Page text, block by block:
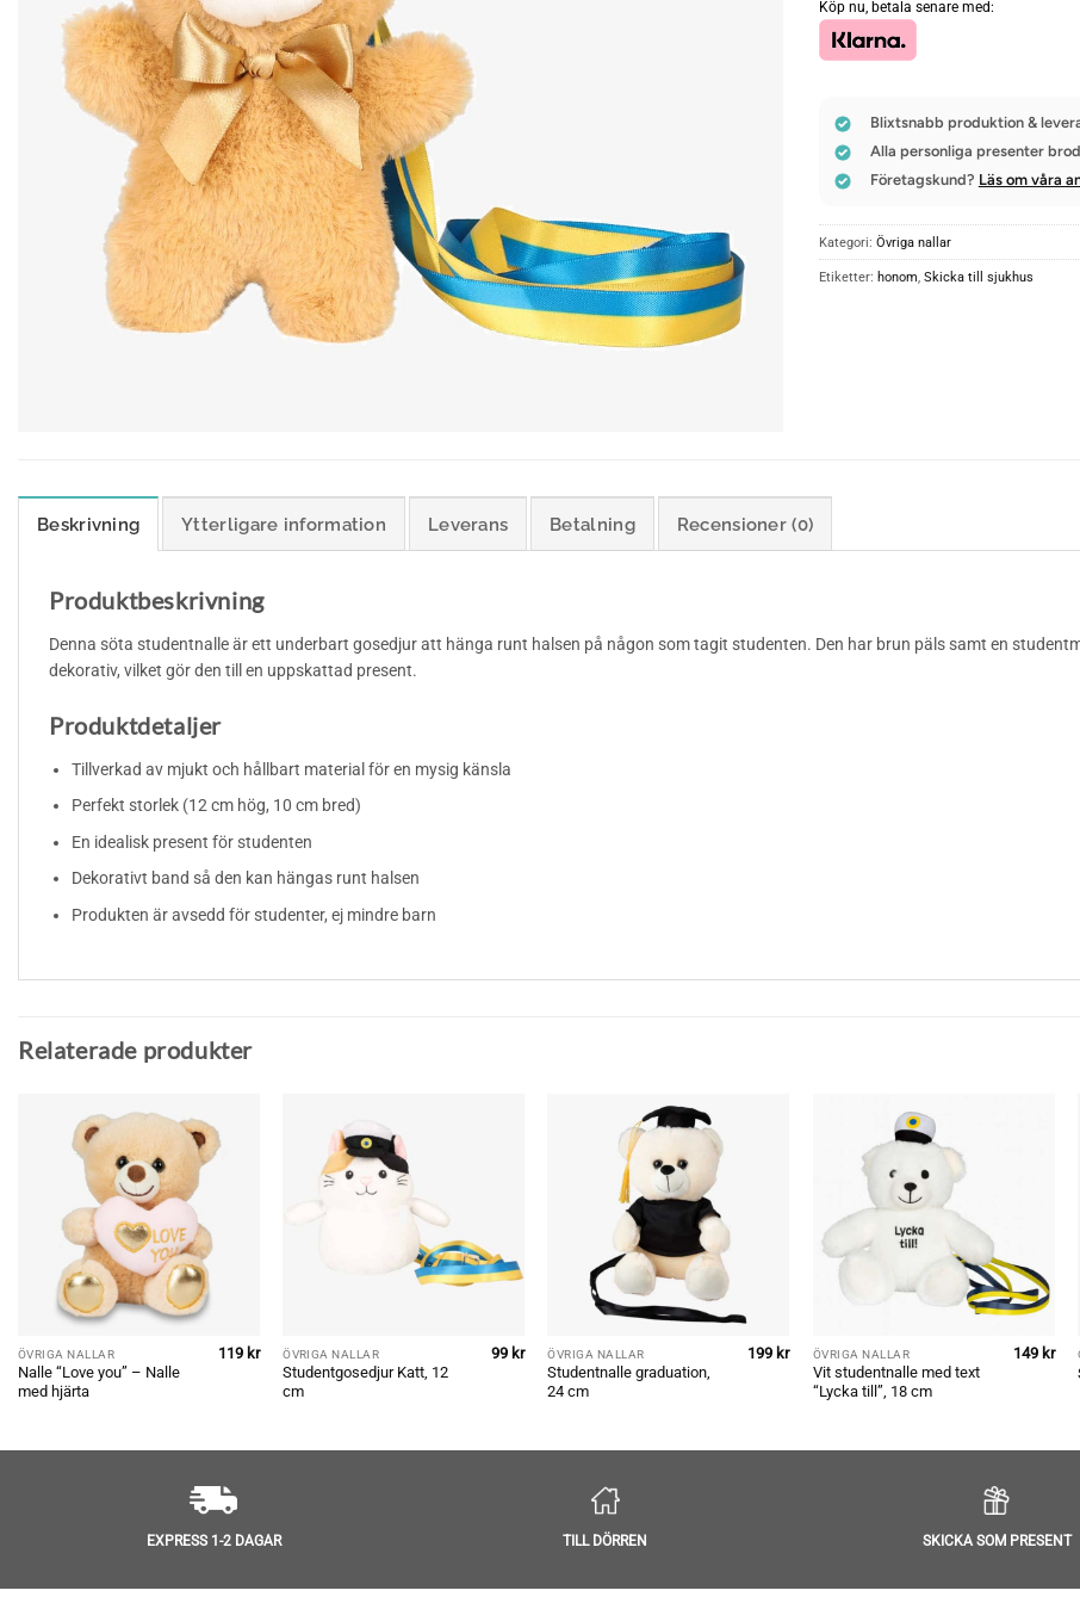
Köp nu, betala senare med:
Blixtsnabb produktion &
Alla personliga presenter
Företagskund? Läs om våra
Kategori: Övriga nallar
Etiketter: honom, Skicka till sjukhus
Beskrivning Ytterligare information Leverans Betalning Recensioner (0)
Produktbeskrivning
Denna söta studentnalle är ett underbart gosedjur att hänga runt halsen på någon som tagit studenten. Den har brun päls samt en
dekorativ, vilket gör den till en uppskattad present.
Produktdetaljer
Tillverkad av mjukt och hållbart material för en mysig känsla
Perfekt storlek (12 cm hög, 10 cm bred)
En idealisk present för studenten
Dekorativt band så den kan hängas runt halsen
Produkten är avsedd för studenter, ej mindre barn
Relaterade produkter
ÖVRIGA NALLAR
Nalle “Love you” – Nalle
med hjärta
119 kr ÖVRIGA NALLAR
Studentgosedjur Katt, 12
cm
99 kr ÖVRIGA NALLAR
Studentnalle graduation,
24 cm
199 kr ÖVRIGA NALLAR
Vit studentnalle med text
“Lycka till”, 18 cm
149 kr
EXPRESS 1-2 DAGAR TILL DÖRREN SKICKA SOM PRESENT